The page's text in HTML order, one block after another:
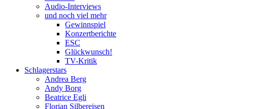
Audio-Interviews
und noch viel mehr
Gewinnspiel
Konzertberichte
ESC
Glückwunsch!
TV-Kritik
Schlagerstars
Andrea Berg
Andy Borg
Beatrice Egli
Florian Silbereisen